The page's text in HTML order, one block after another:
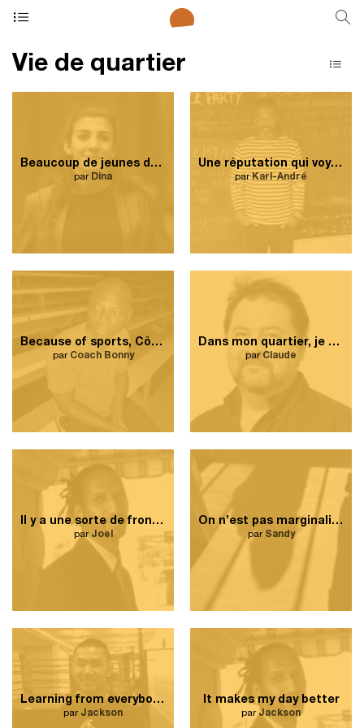
Vie de quartier
Beaucoup de jeunes de cette cour d’école ont réalisé leurs rêves.
par Dina
Une réputation qui voyage loin.
parKarl-André
Because of sports, Côte-des-Neiges is getting better.
par Coach Bonny
Dans mon quartier, je peux trouver tout ce dont j’ai besoin.
par Claude
Il y a une sorte de frontière invisible dans Côte-des-Neiges.
par Joel
On n’est pas marginalisés
par Sandy
Learning from everybody’s culture
par Jackson
It makes my day better
parJackson